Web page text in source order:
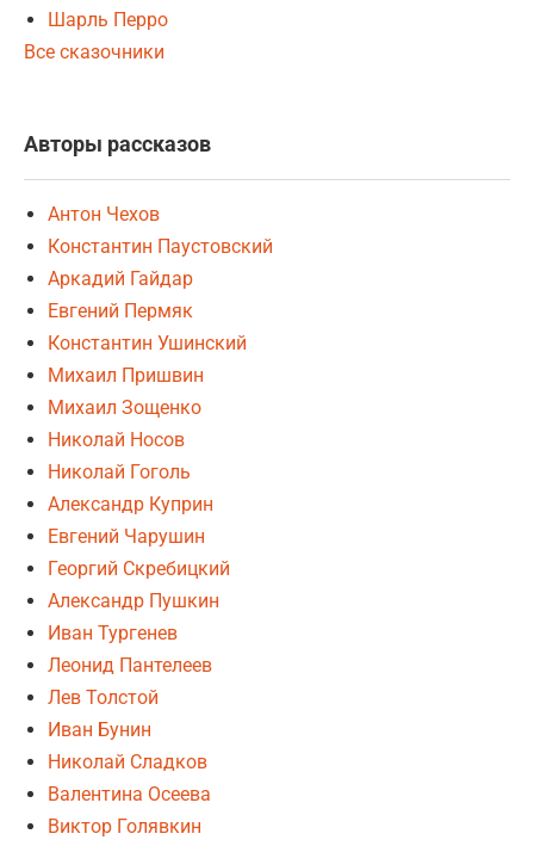
Шарль Перро
Все сказочники
Авторы рассказов
Антон Чехов
Константин Паустовский
Аркадий Гайдар
Евгений Пермяк
Константин Ушинский
Михаил Пришвин
Михаил Зощенко
Николай Носов
Николай Гоголь
Александр Куприн
Евгений Чарушин
Георгий Скребицкий
Александр Пушкин
Иван Тургенев
Леонид Пантелеев
Лев Толстой
Иван Бунин
Николай Сладков
Валентина Осеева
Виктор Голявкин